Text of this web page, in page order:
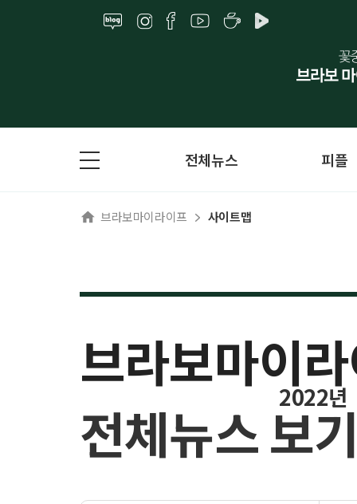
전체뉴스 피플
브라보마이라이프 사이트맵
브라보마이
전체뉴스 보
2022년